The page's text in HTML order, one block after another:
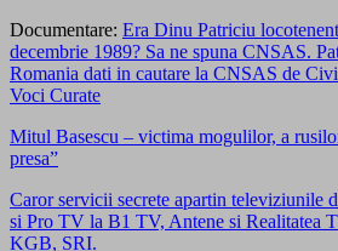
Documentare: Era Dinu Patriciu
decembrie 1989? Sa ne spuna CNSAS.
Romania dati in cautare la CNSAS de
Voci Curate
Mitul Basescu – victima mogulilor, a
presa”
Caror servicii secrete apartin televiziunile
si Pro TV la B1 TV, Antene si Realitatea
KGB, SRI.